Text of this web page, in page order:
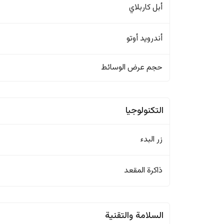
أبل كاربلاي
أندرويد أوتو
حجم عرض الوسائط
التكنولوجيا
زر البدء
ذاكرة المقعد
السلامة والتقنية